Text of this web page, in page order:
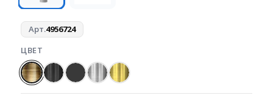
Арт.4956724
ЦВЕТ